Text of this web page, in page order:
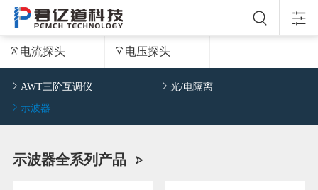
电流探头 电压探头
AWT三阶互调仪
光/电隔离
示波器
示波器全系列产品